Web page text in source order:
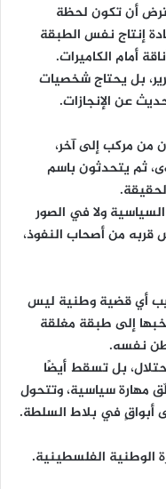
أن تكون لحظة
إنتاج نفس الطبقة
أمام الكاميرات.
بل يحتاج شخصيات
عن الإنجازات.
من مركب إلى آخر،
ثم يتحدثون باسم
ولا في الصور
قربه من أصحاب النفوذ،
أي قضية وطنية ليس
إلى طبقة مغلقة
نفسه.
بل تسقط أيضًا
مهارة سياسية، وتتحول
أبواقٍ في بلاط السلطة.
الوطنية الفلسطينية.